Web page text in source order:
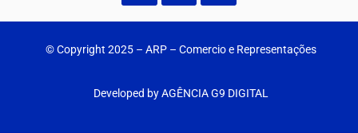
© Copyright 2025 – ARP – Comercio e Representações
Developed by AGÊNCIA G9 DIGITAL